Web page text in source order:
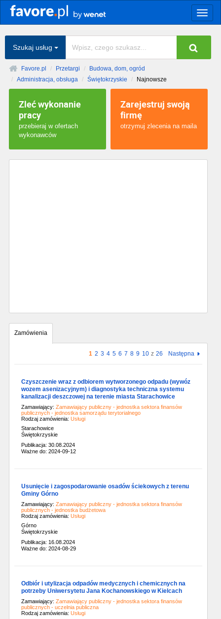
Szukaj usług
Favore.pl Przetargi
Budowa, dom, ogród
Administracja, obsługa
Świętokrzyskie Najnowsze
Zleć wykonanie
pracy
przebieraj w ofertach
wykonawców
Zarejestruj swoją
firmę
otrzymuj zlecenia na maila
Zamówienia
1 2 3 4 5 6 7 8 9 10 z 26 Następna
Czyszczenie wraz z odbiorem wytworzonego odpadu (wywóz
wozem asenizacyjnym) i diagnostyka techniczna systemu
kanalizacji deszczowej na terenie miasta Starachowice
Zamawiający: Zamawiający publiczny - jednostka sektora finansów
publicznych - jednostka samorządu terytorialnego
Rodzaj zamówienia: Usługi
Starachowice
Świętokrzyskie
Publikacja: 30.08.2024
Ważne do: 2024-09-12
Usunięcie i zagospodarowanie osadów ściekowych z terenu
Gminy Górno
Zamawiający: Zamawiający publiczny - jednostka sektora finansów
publicznych - jednostka budżetowa
Rodzaj zamówienia: Usługi
Górno
Świętokrzyskie
Publikacja: 16.08.2024
Ważne do: 2024-08-29
Odbiór i utylizacja odpadów medycznych i chemicznych na
potrzeby Uniwersytetu Jana Kochanowskiego w Kielcach
Zamawiający: Zamawiający publiczny - jednostka sektora finansów
publicznych - uczelnia publiczna
Rodzaj zamówienia: Usługi